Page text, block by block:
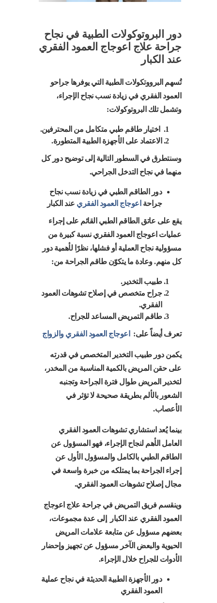
دور البروتوكولات الطبية في نجاح
جراحة علاج اعوجاج العمود الفقري
عند الكبار
تُسهم البرووتكولات الطبية التي يوفرها جراحو
العمود الفقري في زيادة نسب نجاح الإجراء،
وتشمل تلك البروتوكولات:
اختيار طاقم طبي متكامل من المحترفين.
الاعتماد على الأجهزة الطبية المتطورة.
وسنتطرق في السطور التالية إلى توضيح دور كل
منهما في نجاح التدخل الجراحي.
دور الطاقم الطبي في زيادة نسب نجاح
جراحة اعوجاج العمود الفقري عند الكبار
يقع على عاتق الطاقم الطبي القائم على إجراء
عمليات اعوجاج العمود الفقري نسبة كبيرة من
مسؤولية نجاح العملية أو فشلها، نظرًا لأهمية دور
كل منهم. وعادة ما يتكوّن طاقم الجراحة من:
طبيب التخدير.
جراح متخصص في إصلاح تشوهات العمود
الفقري.
طاقم التمريض المساعد للجراح.
تعرف أيضاً على: اعوجاج العمود الفقري والزواج
يكمن دور طبيب التخدير المتخصص في قدرته
على حقن المريض بالكمية المناسبة من المخدر،
لتخدير المريض طوال فترة الجراحة وتجنبه
الشعور بالألم بطريقة صحيحة لا تؤثر في
الأعصاب.
بينما يُعد استشاري تشوهات العمود الفقري
العامل الأهم لنجاح الإجراء، فهو المسؤول عن
الطاقم الطبي بالكامل والمسؤول الأول عن
إجراء الجراحة بما يمتلكه من خبرة واسعة في
مجال إصلاح تشوهات العمود الفقري.
وينقسم فريق التمريض في جراحة علاج اعوجاج
العمود الفقري عند الكبار إلى عدة مجموعات،
بعضهم مسؤول عن متابعة علامات المريض
الحيوية والبعض الآخر مسؤول عن تجهيز وإحضار
الأدوات للجراح خلال الإجراء.
دور الأجهزة الطبية الحديثة في نجاح عملية
العمود الفقري